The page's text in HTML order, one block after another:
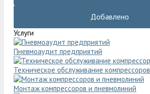
Добавлено
Услуги
Пневмоаудит предприятий
Техническое обслуживание компрессоров
Монтаж компрессоров и пневмолиний